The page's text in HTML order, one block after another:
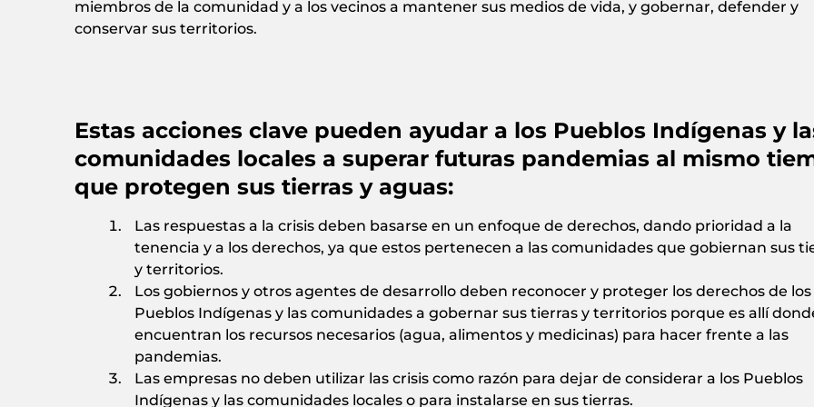
miembros de la comunidad y a los vecinos a mantener sus medios de vida, y gobernar, defender y
conservar sus territorios.
Estas acciones clave pueden ayudar a los Pueblos Indígenas y
comunidades locales a superar futuras pandemias al mismo
que protegen sus tierras y aguas:
Las respuestas a la crisis deben basarse en un enfoque de derechos, dando prioridad a la
tenencia y a los derechos, ya que estos pertenecen a las comunidades que gobiernan sus
y territorios.
Los gobiernos y otros agentes de desarrollo deben reconocer y proteger los derechos de los
Pueblos Indígenas y las comunidades a gobernar sus tierras y territorios porque es allí
encuentran los recursos necesarios (agua, alimentos y medicinas) para hacer frente a las
pandemias.
Las empresas no deben utilizar las crisis como razón para dejar de considerar a los Pueblos
Indígenas y las comunidades locales o para instalarse en sus tierras.